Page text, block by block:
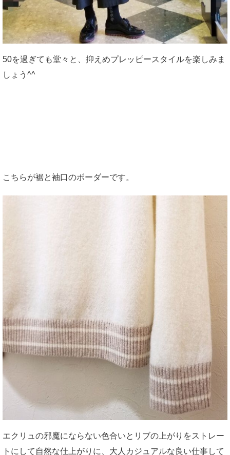
50を過ぎても堂々と、抑えめプレッピースタイルを楽しみま
しょう^^
こちらが裾と袖口のボーダーです。
エクリュの邪魔にならない色合いとリブの上がりをストレー
トにして自然な仕上がりに、大人カジュアルな良い仕事して